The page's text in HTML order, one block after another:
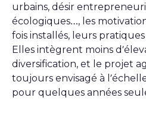
urbains, désir
écologiques…, les
fois installés, leurs
Elles intègrent moins
diversification, et le projet
toujours envisagé à
pour quelques années